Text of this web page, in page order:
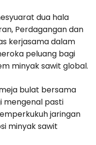
dua hala
Perdagangan dan
kerjasama dalam
peluang bagi
minyak sawit global.
bulat bersama
mengenal pasti
jaringan
minyak sawit